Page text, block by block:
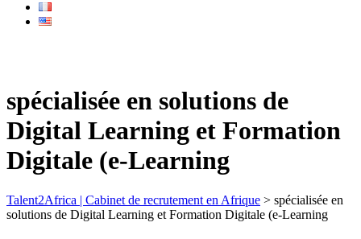
spécialisée en solutions de
Digital Learning et Formation
Digitale (e-Learning
Talent2Africa | Cabinet de recrutement en Afrique > spécialisée en
solutions de Digital Learning et Formation Digitale (e-Learning